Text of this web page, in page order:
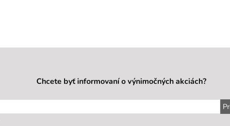
Chcete byť informovaní o výnimočných akciách?